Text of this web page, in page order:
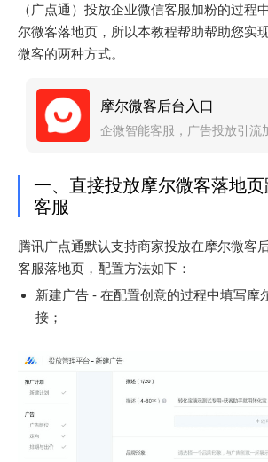
（广点通）投放企业微信客服加粉的过程
尔微客落地页，所以本教程帮助帮助您实
微客的两种方式。
摩尔微客后台入口
企微智能客服，广告投放引流
一、直接投放摩尔微客落地
客服
腾讯广点通默认支持商家投放在摩尔微客
客服落地页，配置方法如下：
新建广告 - 在配置创意的过程中填写摩
接；